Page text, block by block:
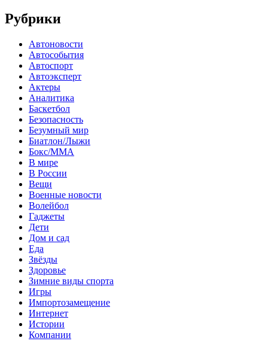
Рубрики
Автоновости
Автособытия
Автоспорт
Автоэксперт
Актеры
Аналитика
Баскетбол
Безопасность
Безумный мир
Биатлон/Лыжи
Бокс/MMA
В мире
В России
Вещи
Военные новости
Волейбол
Гаджеты
Дети
Дом и сад
Еда
Звёзды
Здоровье
Зимние виды спорта
Игры
Импортозамещение
Интернет
Истории
Компании